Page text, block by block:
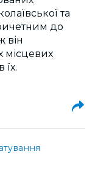
та
до
він
місцевих
їх.